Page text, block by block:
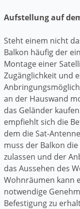
Aufstellung auf
Steht einem nicht
Balkon häufig der
Montage einer
Zugänglichkeit und
an der Hauswand
das Geländer
empfiehlt sich die
dem die Sat-
muss der Balkon
zulassen und der
das Aussehen des
Wohnräumen kann
notwendige
Befestigung zu